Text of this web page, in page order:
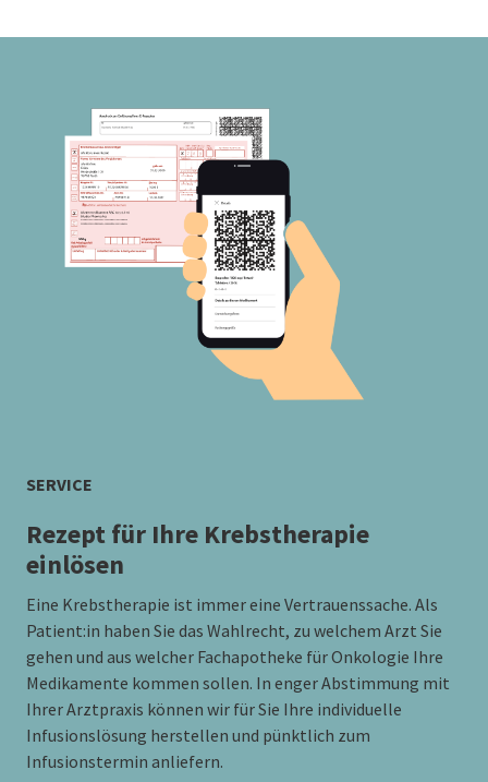
SERVICE
Rezept für Ihre Krebstherapie
einlösen
Eine Krebstherapie ist immer eine Vertrauenssache. Als
Patient:in haben Sie das Wahlrecht, zu welchem Arzt Sie
gehen und aus welcher Fachapotheke für Onkologie Ihre
Medikamente kommen sollen. In enger Abstimmung mit
Ihrer Arztpraxis können wir für Sie Ihre individuelle
Infusionslösung herstellen und pünktlich zum
Infusionstermin anliefern.